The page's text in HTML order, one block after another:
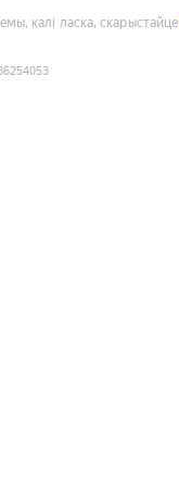
калі ласка, скарыстайце